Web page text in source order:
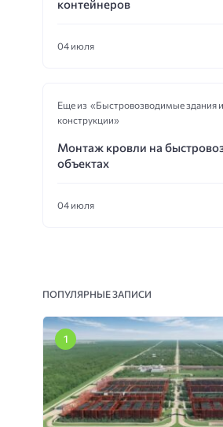
контейнеров
04 июля
Еще из «Быстровозводимые здания
конструкции»
Монтаж кровли на
объектах
04 июля
ПОПУЛЯРНЫЕ ЗАПИСИ